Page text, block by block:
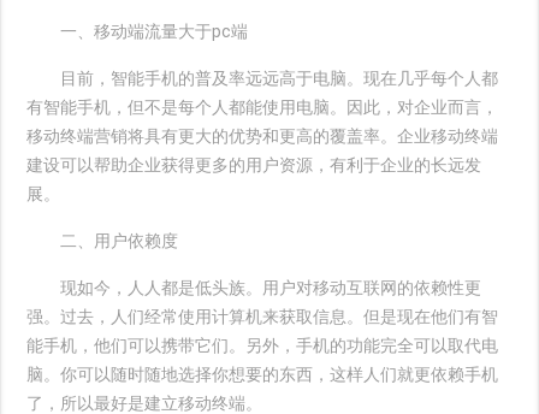
一、移动端流量大于pc端
目前，智能手机的普及率远远高于电脑。现在几乎每个人都
有智能手机，但不是每个人都能使用电脑。因此，对企业而言，
移动终端营销将具有更大的优势和更高的覆盖率。企业移动终端
建设可以帮助企业获得更多的用户资源，有利于企业的长远发
展。
二、用户依赖度
现如今，人人都是低头族。用户对移动互联网的依赖性更
强。过去，人们经常使用计算机来获取信息。但是现在他们有智
能手机，他们可以携带它们。另外，手机的功能完全可以取代电
脑。你可以随时随地选择你想要的东西，这样人们就更依赖手机
了，所以最好是建立移动终端。